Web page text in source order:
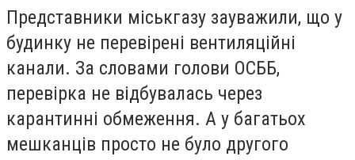
Представники міськгазу зауважили, що у
будинку не перевірені вентиляційні
канали. За словами голови ОСББ,
перевірка не відбувалась через
карантинні обмеження. А у багатьох
мешканців просто не було другого